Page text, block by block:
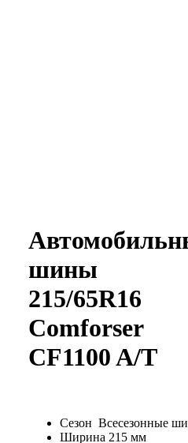
шины
215/65R16
Comforser
CF1100 A/T
Сезон Всесезонные
Ширина 215 мм